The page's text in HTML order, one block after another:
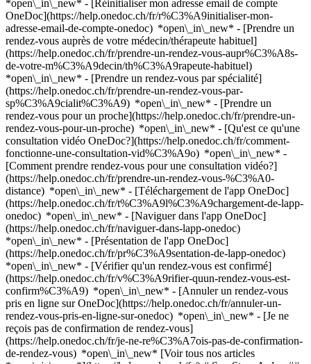
*open\_in\_new* - [Réinitialiser mon adresse email de compte
OneDoc](https://help.onedoc.ch/fr/r%C3%A9initialiser-mon-
adresse-email-de-compte-onedoc) *open\_in\_new* - [Prendre un
rendez-vous auprès de votre médecin/thérapeute habituel]
(https://help.onedoc.ch/fr/prendre-un-rendez-vous-aupr%C3%A8s-
de-votre-m%C3%A9decin/th%C3%A9rapeute-habituel)
*open\_in\_new* - [Prendre un rendez-vous par spécialité]
(https://help.onedoc.ch/fr/prendre-un-rendez-vous-par-
sp%C3%A9cialit%C3%A9) *open\_in\_new* - [Prendre un
rendez-vous pour un proche](https://help.onedoc.ch/fr/prendre-un-
rendez-vous-pour-un-proche) *open\_in\_new* - [Qu'est ce qu'une
consultation vidéo OneDoc?](https://help.onedoc.ch/fr/comment-
fonctionne-une-consultation-vid%C3%A9o) *open\_in\_new* -
[Comment prendre rendez-vous pour une consultation vidéo?]
(https://help.onedoc.ch/fr/prendre-un-rendez-vous-%C3%A0-
distance) *open\_in\_new* - [Téléchargement de l'app OneDoc]
(https://help.onedoc.ch/fr/t%C3%A9l%C3%A9chargement-de-lapp-
onedoc) *open\_in\_new* - [Naviguer dans l'app OneDoc]
(https://help.onedoc.ch/fr/naviguer-dans-lapp-onedoc)
*open\_in\_new* - [Présentation de l'app OneDoc]
(https://help.onedoc.ch/fr/pr%C3%A9sentation-de-lapp-onedoc)
*open\_in\_new* - [Vérifier qu'un rendez-vous est confirmé](https://help.onedoc.ch/fr/v%C3%A9rifier-quun-rendez-vous-est-confirm%C3%A9) *open\_in\_new* - [Annuler un rendez-vous pris en ligne sur OneDoc](https://help.onedoc.ch/fr/annuler-un-rendez-vous-pris-en-ligne-sur-onedoc) *open\_in\_new* - [Je ne reçois pas de confirmation de rendez-vous](https://help.onedoc.ch/fr/je-ne-re%C3%A7ois-pas-de-confirmation-de-rendez-vous) *open\_in\_new* [Voir tous nos articles *open\_in\_new*](https://help.onedoc.ch/fr/) # Sun Store Ardon ## Pharmacie Carte Présentation ![Icône patient avec un signe plus annonçant que le professionnel accepte de nouveaux patients](https://www.onedoc.ch/assets/images/icons/new-patients.svg) ### Patients acceptés Sun Store Ardon accepte les nouveaux patients ![Icône mallette annonçant les spécialités du professionnel de santé](https://www.onedoc.ch/assets/images/icons/specialties.svg) ### Spécialités Prestations de santé en pharmacie Vaccination [*arrow\_drop\_down*Voir plus](https://www.onedoc.ch) ![Icône microscope annonçant les expertises dans lesquelles le professionnel est spécialisé](https://www.onedoc.ch/assets/images/icons/expertises.svg) ### Expertises Dépistage du diabète Prévention cardio-vasculaire | CardioCheck | CardioTest Vaccination encéphalite à tiques (FSME) Vaccination grippe [*arrow\_drop\_down*Voir plus](https://www.onedoc.ch) ![Marqueur annonçant la carte et les informations d’accès du cabinet](https://www.onedoc.ch/assets/images/icons/map.svg) ### Carte et informations d'accès #### Sun Store Ardon Route du Simplon 46 1957 Ardon #### Horaire d'ouverture Actuellement fermé - Ouvre lundi à 08:00 *expand\_more* Lundi: 08:00 - 12:00 et 13:30 - 18:30 Mardi: 08:00 - 12:00 et 13:30 - 18:30 Mercredi: 08:00 - 12:00 et 13:30 - 18:30 Jeudi: 08:00 - 12:00 et 13:30 - 18:30 Vendredi: 08:00 - 12:00 et 13:30 - 18:30 Samedi: 08:00 - 12:00 Dimanche: Fermé #### Pharmacie Sun Store [Nos pharmacies](https://www.onedoc.ch/fr/reseau-de-pharmacies/gti/pharmacie-sun-store "Nos pharmacies - Pharmacie Sun Store") #### Site web [Voir le site *open\_in\_new*](https://www.sunstore.ch/fr/trouver-une-pharmacie/pharmacie-sun-store-ardon) ![Icône document annonçant la présentation de l’établissement](https://www.onedoc.ch/assets/images/icons/presentation.svg) ### Présentation de l'établissement __Sun Store Ardon__, __pharmacie__ à Ardon, vous reçoit sur rendez-vous. Pour plus d'informations et pour prendre rendez-vous, composez le [058 878 50 50](tel:+41588785050). [](https://assets.onedoc.ch/images/entities/b7d0c6eacbf8a76bf9295f0eccf9546cce10c58cdf5d4ac7707c3a2a172ea5bd.png) ![Icône bulle de dialogue annonçant la section FAQ](https://www.onedoc.ch/assets/images/icons/faq.svg) ### FAQ *expand\_more* *keyboard\_arrow\_right* ## Quelle est l'adresse de Sun Store Ardon? Sun Store Ardon reçoit des patients à Route du Simplon 46, 1957 Ardon. * * * *keyboard\_arrow\_right* ## Quels sont les horaires d'ouverture de Sun Store Ardon? Sun Store Ardon est ouvert: - Le lundi de 08:00 à 12:00 et de 13:30 à 18:30 - Le mardi de 08:00 à 12:00 et de 13:30 à 18:30 - Le mercredi de 08:00 à 12:00 et de 13:30 à 18:30 - Le jeudi de 08:00 à 12:00 et de 13:30 à 18:30 - Le vendredi de 08:00 à 12:00 et de 13:30 à 18:30 - Le samedi de 08:00 à 12:00 - Le dimanche fermé * * * *keyboard\_arrow\_right* ## Quel est le site web de Sun Store Ardon? Vous pouvez consulter le site web de Sun Store Ardon à l'adresse suivante: [https://www.sunstore.ch/fr/tro... *open\_in\_new*](https://www.sunstore.ch/fr/trouver-une-pharmacie/pharmacie-sun-store-ardon) . * * * *keyboard\_arrow\_right* ## Quel est le numéro de téléphone de Sun Store Ardon? Le numéro de téléphone de Sun Store Ardon est [058 878 50 50](tel:+41588785050). * * * *keyboard\_arrow\_right* ## Quelles sont les spécialités pratiquées au sein de Sun Store Ardon? Sun Store Ardon propose des consultations en [Prestations de santé en pharmacie](https://www.onedoc.ch/fr/prestations-de-sante-en-pharmacie/ardon) et [Vaccination](https://www.onedoc.ch/fr/centre-de-vaccination/ardon). * * * *keyboard\_arrow\_right* ## Quelles sont les expertises de Sun Store Ardon? Les expertises de Sun Store Ardon sont: [Dépistage du diabète](https://www.onedoc.ch/fr/depistage-du-diabete/ardon), [Prévention cardio-vasculaire | CardioCheck | CardioTest](https://www.onedoc.ch/fr/prevention-cardio-vasculaire-cardiocheck-cardiotest/ardon), [Vaccination encéphalite à tiques (FSME)](https://www.onedoc.ch/fr/vaccination-encephalite-a-tiques-fsme/ardon) et [Vaccination grippe](https://www.onedoc.ch/fr/vaccination-grippe/ardon). * * * *keyboard\_arrow\_right* ## Est-ce que Sun Store Ardon accepte les nouveaux patients? Oui, Sun Store Ardon accepte les nouveaux patients. Pour prendre rendez-vous, les nouveaux patients peuvent facilement réserver en ligne via OneDoc. * * * *keyboard\_arrow\_right* ## Quelles sont les langues parlées au sein de Sun Store Ardon? Sun Store Ardon propose des consultations en Français. 1. [OneDoc](https://www.onedoc.ch/fr/)/ 2. [Pharmacie](https://www.onedoc.ch/fr/pharmacie)/ 3. [Canton du Valais](https://www.onedoc.ch/fr/pharmacie/canton-du-valais)/ 4. [Ardon](https://www.onedoc.ch/fr/pharmacie/ardon)/ 5. Sun Store Ardon ### Prenez RDV avec Sun Store Ardon Renseignez les informations suivantes *error\_outline* Oups! *chevron\_left* dim. 09 août *chevron\_right* Voir plus de rendez-vous Aucun professionnel de santé n'accepte actuellement la prise de rendez-vous en ligne. Notre équipe se tient à votre disposition au [058 878 50 50](tel:+41588785050) pour vous aider. Créneau horaire Prendre rendez-vous ### Téléchargez l'app OneDoc Prenez rendez-vous en ligne chez un médecin, un dentiste ou un thérapeute proche de vous en Suisse. L'application OneDoc vous permet de gérer tous vos rendez-vous médicaux depuis votre natel, n'importe où et n'importe quand. ![Code QR redirigeant vers l’App Store ou Google Play pour télécharger l’app OneDoc Patients](https://www.onedoc.ch/assets/images/download-app-qr.jpeg) Scannez le QR code pour télécharger l’application [![Téléchargez notre application sur l'App Store!](https://www.onedoc.ch/assets/images/app-store-badge-fr.svg)](https://apps.apple.com/ch/app/onedoc/id1592376413?l=fr)[![Téléchargez notre application sur le Google Play Store!](https://www.onedoc.ch/assets/images/google-play-badge-fr.png)](https://play.google.com/store/apps/details?id=ch.onedoc.patient&hl=fr-CH) *keyboard\_arrow\_right* ## Recherches associées [Centre de vaccination à Sion](https://www.onedoc.ch/fr/centre-de-vaccination/sion)[Prestations de santé en pharmacie à Bulle](https://www.onedoc.ch/fr/prestations-de-sante-en-pharmacie/bulle)[Prestations de santé en pharmacie à Sion](https://www.onedoc.ch/fr/prestations-de-sante-en-pharmacie/sion)[Centre de vaccination à Sierre](https://www.onedoc.ch/fr/centre-de-vaccination/sierre)[Prestations de santé en pharmacie à Sierre](https://www.onedoc.ch/fr/prestations-de-sante-en-pharmacie/sierre)[Prestations de santé en pharmacie à Vevey](https://www.onedoc.ch/fr/prestations-de-sante-en-pharmacie/vevey)[Centre de vaccination à Vevey](https://www.onedoc.ch/fr/centre-de-vaccination/vevey)[Centre de vaccination à Montreux](https://www.onedoc.ch/fr/centre-de-vaccination/montreux)[Centre de vaccination à Monthey](https://www.onedoc.ch/fr/centre-de-vaccination/monthey)[Prestations de santé en pharmacie à Conthey](https://www.onedoc.ch/fr/prestations-de-sante-en-pharmacie/conthey)[Prestations de santé en pharmacie à Monthey](https://www.onedoc.ch/fr/prestations-de-sante-en-pharmacie/monthey)[Centre de vaccination à Conthey](https://www.onedoc.ch/fr/centre-de-vaccination/conthey)[Centre de vaccination à Bulle](https://www.onedoc.ch/fr/centre-de-vaccination/bulle)[Prestations de santé en pharmacie à Montreux](https://www.onedoc.ch/fr/prestations-de-sante-en-pharmacie/montreux)[Prestations de santé en pharmacie à Blonay - Saint-Légier](https://www.onedoc.ch/fr/prestations-de-sante-en-pharmacie/blonay-saint-legier)[Centre de vaccination à Châtel-Saint-Denis](https://www.onedoc.ch/fr/centre-de-vaccination/chatel-saint-denis)[Prestations de santé en pharmacie à Aigle](https://www.onedoc.ch/fr/prestations-de-sante-en-pharmacie/aigle)[Centre de vaccination à Aigle](https://www.onedoc.ch/fr/centre-de-vaccination/aigle)[Centre de vaccination à Martigny](https://www.onedoc.ch/fr/centre-de-vaccination/martigny)[Prestations de santé en pharmacie à Châtel-Saint-Denis](https://www.onedoc.ch/fr/prestations-de-sante-en-pharmacie/chatel-saint-denis)[Prestations de santé en pharmacie à Martigny](https://www.onedoc.ch/fr/prestations-de-sante-en-pharmacie/martigny) *keyboard\_arrow\_right* ## Recherches fréquentes [Pharmacie à Sion](https://www.onedoc.ch/fr/pharmacie/sion)[Pharmacie à Sierre](https://www.onedoc.ch/fr/pharmacie/sierre)[Pharmacie à Martigny](https://www.onedoc.ch/fr/pharmacie/martigny)[Pharmacie à Conthey](https://www.onedoc.ch/fr/pharmacie/conthey)[Pharmacie à Monthey](https://www.onedoc.ch/fr/pharmacie/monthey)[Pharmacie à Fiesch](https://www.onedoc.ch/fr/pharmacie/fiesch)[Pharmacie à Saillon](https://www.onedoc.ch/fr/pharmacie/saillon)[Pharmacie à Drône](https://www.onedoc.ch/fr/pharmacie/drone)[Pharmacie à Vétroz](https://www.onedoc.ch/fr/pharmacie/vetroz)[Pharmacie à Brig](https://www.onedoc.ch/fr/pharmacie/brig)[Pharmacie à Collombey](https://www.onedoc.ch/fr/pharmacie/collombey)[Pharmacie à Crans-Montana](https://www.onedoc.ch/fr/pharmacie/crans-montana)[Pharmacie à Viège](https://www.onedoc.ch/fr/pharmacie/viege)[Pharmacie à Val de Bagnes](https://www.onedoc.ch/fr/pharmacie/val-de-bagnes)[Pharmacie à Ardon](https://www.onedoc.ch/fr/pharmacie/ardon)[Pharmacie à Zermatt](https://www.onedoc.ch/fr/pharmacie/zermatt) *keyboard\_arrow\_right* ## Trouver un établissement [Cabinet médical](https://www.onedoc.ch/fr/cabinet-medical)[Centre médical](https://